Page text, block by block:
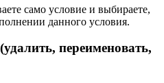
само условие и выбираете,
данного условия.
переименовать,